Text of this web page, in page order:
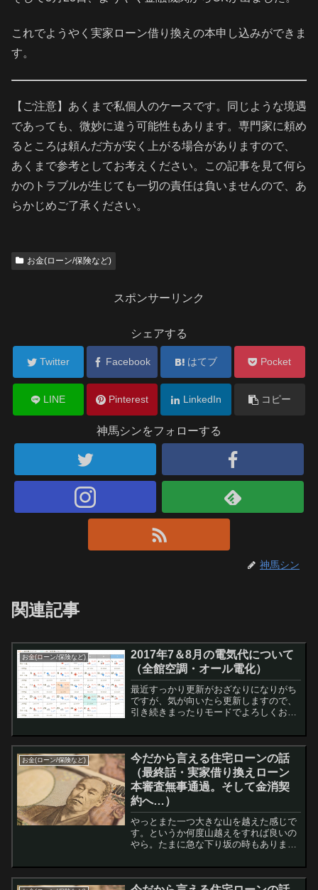
これでようやく実家ローン借り換えの本申し込みができま
す。
【ご注意】あくまで私個人のケースです。同じような境遇
であっても、微妙に違う可能性もあります。専門家に頼め
るところは頼んだ方が安く上がる場合がありますので、
あくまで参考としてお考えください。この記事を見て何ら
かのトラブルが生じても一切の責任は負いませんので、あ
らかじめご了承ください。
お金(ローン/保険など)
スポンサーリンク
シェアする
Twitter Facebook はてブ Pocket
LINE Pinterest LinkedIn コピー
神馬シンをフォローする
神馬シン
関連記事
お金(ローン/保険など)
2017年7＆8月の電気代について
（全館空調・オール電化）
最近すっかり更新がおざなりになりがち
ですが、気が向いたら更新しますので、
引き続きまったりモードでよろしくお願
月の電気代をお伝えするところ、8月も
すっかり過ぎてしまったので、2ヶ月両
方やってしまいます。...
お金(ローン/保険など)
今だから言える住宅ローンの話
（最終話・実家借り換えローン
本審査無事通過。そして金消契
約へ…）
やっとまた一つ大きな山を越えた感じで
す。というか何度山越えをすれば良いの
やら。たまに急な下り坂の時もあります
実家の借り換えローンの本審査が無事に
通過したとのことでした。 ただ、あらか